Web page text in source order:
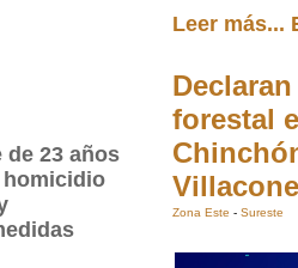
de 23 años
homicidio
Leer más...
forestal
Zona Este - Sureste